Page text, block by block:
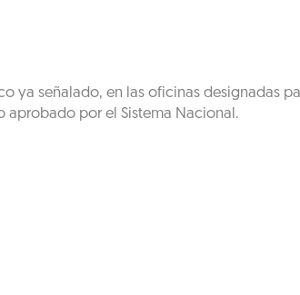
ya señalado, en las oficinas designadas
aprobado por el Sistema Nacional.